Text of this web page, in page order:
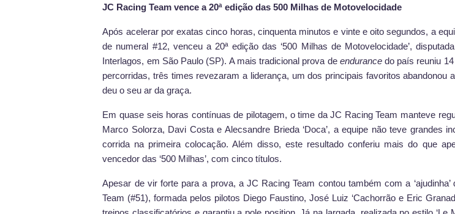
JC Racing Team vence a 20ª edição das 500 Milhas de Motovelocidade
Após acelerar por exatas cinco horas, cinquenta minutos e vinte e oito segundos, a
de numeral #12, venceu a 20ª edição das ‘500 Milhas de Motovelocidade’,
Interlagos, em São Paulo (SP). A mais tradicional prova de endurancedo país reuniu 14
percorridas, três times revezaram a liderança, um dos principais favoritos
deu o seu ar da graça.
Em quase seis horas contínuas de pilotagem, o time da JC Racing Team manteve
Marco Solorza, Davi Costa e Alecsandre Brieda ‘Doca’, a equipe não teve
corrida na primeira colocação. Além disso, este resultado conferiu mais do que
vencedor das ‘500 Milhas’, com cinco títulos.
Apesar de vir forte para a prova, a JC Racing Team contou também com a
Team (#51), formada pelos pilotos Diego Faustino, José Luiz ‘Cachorrão e Eric